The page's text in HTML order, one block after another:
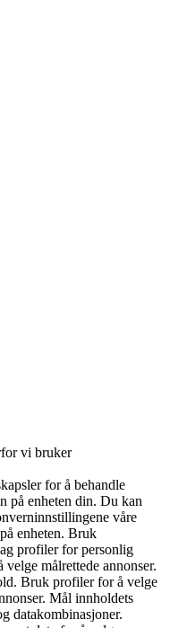
vi bruker
for å behandle
på enheten din. Du kan
våre
enheten. Bruk
profiler for personlig
målrettede annonser.
Bruk profiler for å velge
Mål innholdets
datakombinasjoner.